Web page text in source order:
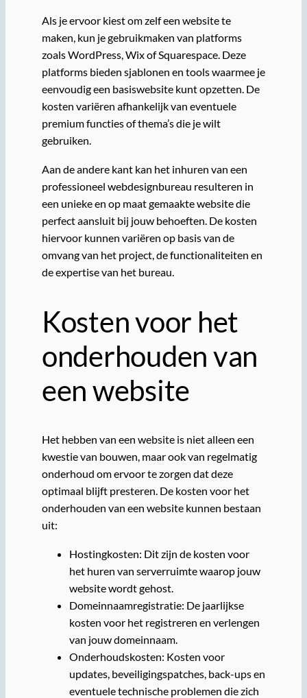
Als je ervoor kiest om zelf een website te
maken, kun je gebruikmaken van platforms
zoals WordPress, Wix of Squarespace. Deze
platforms bieden sjablonen en tools waarmee je
eenvoudig een basiswebsite kunt opzetten. De
kosten variëren afhankelijk van eventuele
premium functies of thema’s die je wilt
gebruiken.
Aan de andere kant kan het inhuren van een
professioneel webdesignbureau resulteren in
een unieke en op maat gemaakte website die
perfect aansluit bij jouw behoeften. De kosten
hiervoor kunnen variëren op basis van de
omvang van het project, de functionaliteiten en
de expertise van het bureau.
Kosten voor het
onderhouden van
een website
Het hebben van een website is niet alleen een
kwestie van bouwen, maar ook van regelmatig
onderhoud om ervoor te zorgen dat deze
optimaal blijft presteren. De kosten voor het
onderhouden van een website kunnen bestaan
uit:
Hostingkosten: Dit zijn de kosten voor
het huren van serverruimte waarop jouw
website wordt gehost.
Domeinnaamregistratie: De jaarlijkse
kosten voor het registreren en verlengen
van jouw domeinnaam.
Onderhoudskosten: Kosten voor
updates, beveiligingspatches, back-ups en
eventuele technische problemen die zich